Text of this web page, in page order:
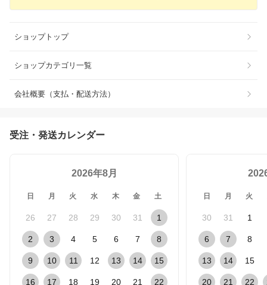
ショップトップ
ショップカテゴリ一覧
会社概要（支払・配送方法）
受注・発送カレンダー
2026年8月
日 月 火 水 木 金 土
26 27 28 29 30 31 1
2 3 4 5 6 7 8
9 10 11 12 13 14 15
16 17 18 19 20 21 22
日 月 火
30 31 1
6 7 8
13 14 15
20 21 22